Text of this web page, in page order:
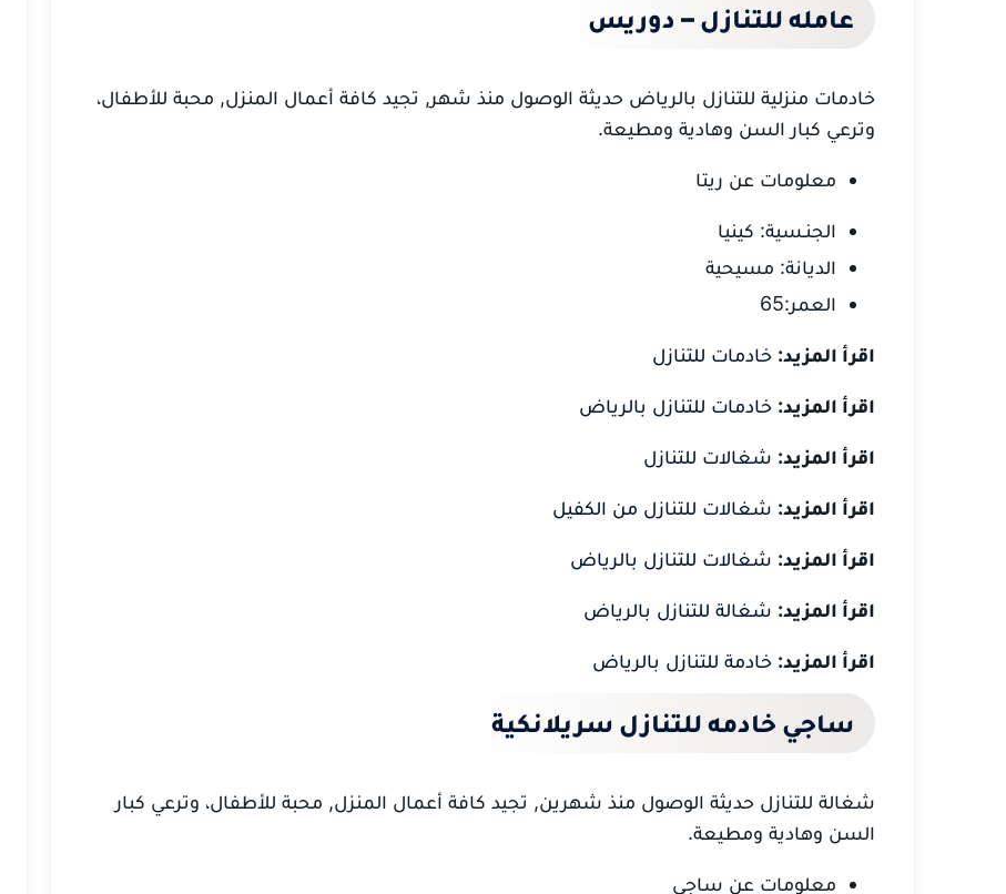
عامله للتنازل – دوريس
خادمات منزلية للتنازل بالرياض حديثة الوصول منذ شهر, تجيد كافة أعمال المنزل, محبة للأطفال،
وترعي كبار السن وهادية ومطيعة.
معلومات عن ريتا
الجنـسية: كينيا
الديانة: مسيحية
العمر:65
اقرأ المزيد: خادمات للتنازل
اقرأ المزيد: خادمات للتنازل بالرياض
اقرأ المزيد: شغالات للتنازل
اقرأ المزيد: شغالات للتنازل من الكفيل
اقرأ المزيد: شغالات للتنازل بالرياض
اقرأ المزيد: شغالة للتنازل بالرياض
اقرأ المزيد: خادمة للتنازل بالرياض
ساجي خادمه للتنازل سريلانكية
شغالة للتنازل حديثة الوصول منذ شهرين, تجيد كافة أعمال المنزل, محبة للأطفال، وترعي كبار
السن وهادية ومطيعة.
معلومات عن ساجي